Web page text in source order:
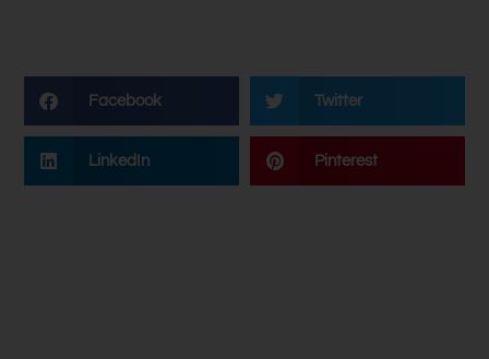
Facebook Twitter
LinkedIn Pinterest